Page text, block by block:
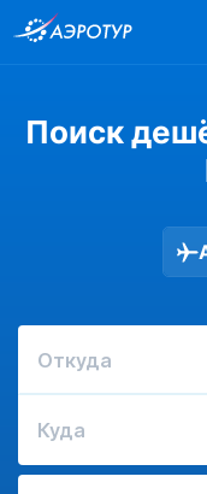
Поиск
Откуда
Куда